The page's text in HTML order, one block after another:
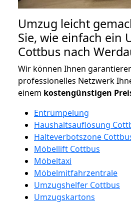
Umzug leicht
Sie, wie einfach ein
Cottbus nach
Wir können Ihnen
professionelles Netzwerk
einem kostengünstigen
Entrümpelung
Haushaltsauflösung
Halteverbotszone
Möbellift Cottbus
Möbeltaxi
Möbelmitfahrzentrale
Umzugshelfer Cottbus
Umzugskartons